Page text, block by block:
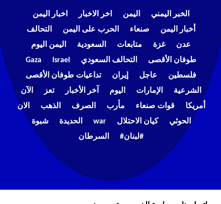
الخبر اليمني اليمن اخر الاخبار
اخبار اليمن
أخبار اليمن
صنعاء الحرب على اليمن
التحالف
عدن
غزة متابعات السعودية
اليمن اليوم
طوفان الأقصى
التحالف السعودي Israel
Gaza
فلسطين
عاجل إيران
تداعيات طوفان الأقصى
الشرعية
الإمارات اليوم آخر الأخبار تعز
الآن
أمريكا
قوات صنعاء مأرب الصرف الذهب
الان
الحوثي
كيان الاحتلال war الحديدة
شبوة
#لبنان#
السرطان